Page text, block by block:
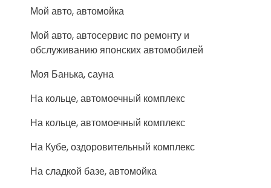
Мой авто, автомойка
Мой авто, автосервис по ремонту и
обслуживанию японских автомобилей
Моя Банька, сауна
На кольце, автомоечный комплекс
На кольце, автомоечный комплекс
На Кубе, оздоровительный комплекс
На сладкой базе, автомойка